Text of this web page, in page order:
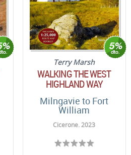
Terry Marsh
WALKING THE WEST
HIGHLAND WAY
Milngavie to Fort
William
Cicerone. 2023